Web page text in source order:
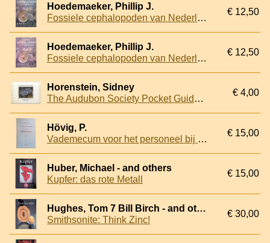
Hoedemaeker, Phillip J.
Fossiele cephalopoden van Nederland: staringia 13
€ 12,50
Hoedemaeker, Phillip J.
Fossiele cephalopoden van Nederland: staringia 13
€ 12,50
Horenstein, Sidney
The Audubon Society Pocket Guides: Familiar Fossils. North America
€ 4,00
Hövig, P.
Vademecum voor het personeel bij het mijnwezen: Mineralogie
€ 15,00
Huber, Michael - and others
Kupfer: das rote Metall
€ 15,00
Hughes, Tom 7 Bill Birch - and others
Smithsonite: Think Zinc!
€ 30,00